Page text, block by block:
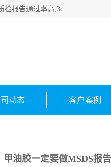
深圳万检通科技有限公司专注深圳CE认证，欧盟ce认证，*快捷，一站式全球认证服务团队专注欧盟食品，质检报告通过率高,3c认证优惠，欧盟公告机构授权代理，欢迎咨询
动态 客户案例
甲油胶一定要做MSDS报告